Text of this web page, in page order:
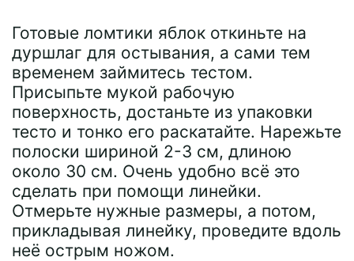
Готовые ломтики яблок откиньте на
дуршлаг для остывания, а сами тем
временем займитесь тестом.
Присыпьте мукой рабочую
поверхность, достаньте из упаковки
тесто и тонко его раскатайте. Нарежьте
полоски шириной 2-3 см, длиною
около 30 см. Очень удобно всё это
сделать при помощи линейки.
Отмерьте нужные размеры, а потом,
прикладывая линейку, проведите вдоль
неё острым ножом.